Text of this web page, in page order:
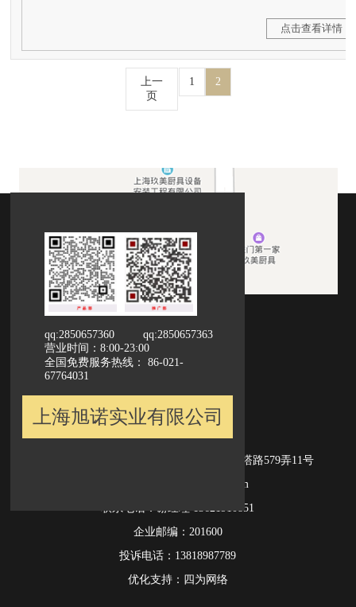
点击查看详情
上一
页
1 2
qq:2850657360 qq:2850657363
营业时间：8:00-23:00
全国免费服务热线： 86-021-
67764031
上海旭诺实业有限公司
企业地址：上海市松江区石湖荡工业区闵塔路579弄11号
shxunuo@126.com
联系电话：谢经理 13621910851
企业邮编：201600
投诉电话：13818987789
优化支持：四为网络